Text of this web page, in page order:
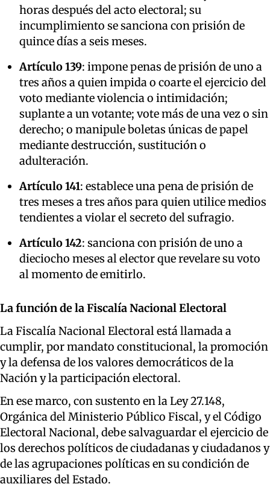
horas después del acto electoral; su
incumplimiento se sanciona con prisión de
quince días a seis meses.
Artículo 139: impone penas de prisión de uno a
tres años a quien impida o coarte el ejercicio del
voto mediante violencia o intimidación;
suplante a un votante; vote más de una vez o sin
derecho; o manipule boletas únicas de papel
mediante destrucción, sustitución o
adulteración.
Artículo 141: establece una pena de prisión de
tres meses a tres años para quien utilice medios
tendientes a violar el secreto del sufragio.
Artículo 142: sanciona con prisión de uno a
dieciocho meses al elector que revelare su voto
al momento de emitirlo.
La función de la Fiscalía Nacional Electoral
La Fiscalía Nacional Electoral está llamada a
cumplir, por mandato constitucional, la promoción
y la defensa de los valores democráticos de la
Nación y la participación electoral.
En ese marco, con sustento en la Ley 27.148,
Orgánica del Ministerio Público Fiscal, y el Código
Electoral Nacional, debe salvaguardar el ejercicio de
los derechos políticos de ciudadanas y ciudadanos y
de las agrupaciones políticas en su condición de
auxiliares del Estado.